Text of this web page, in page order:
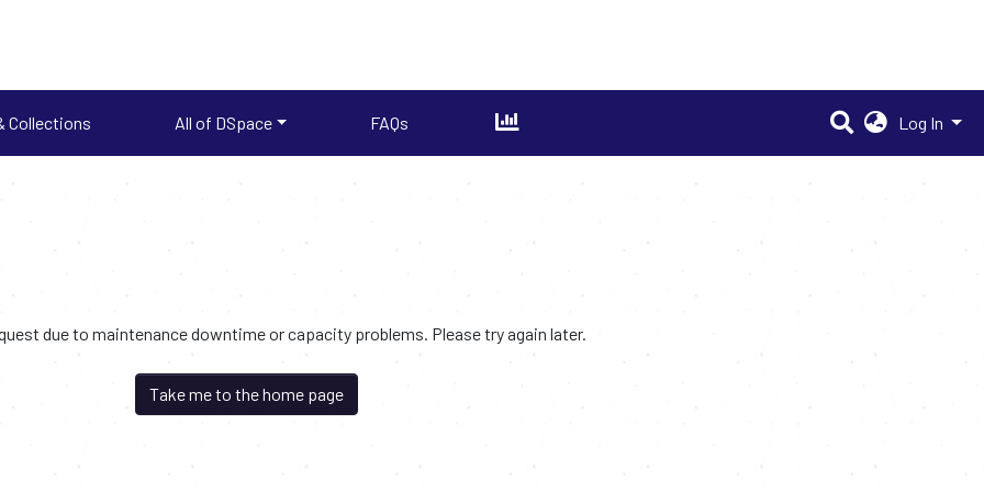
Collections All of DSpace FAQs Log In
due to maintenance downtime or capacity problems. Please try again later.
Take me to the home page